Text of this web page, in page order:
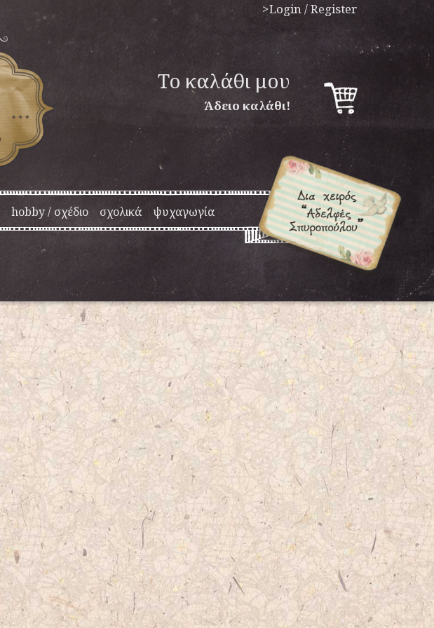
>Login / Register
To καλάθι μου
Άδειο καλάθι!
hobby / σχέδιο σχολικά ψυχαγωγία